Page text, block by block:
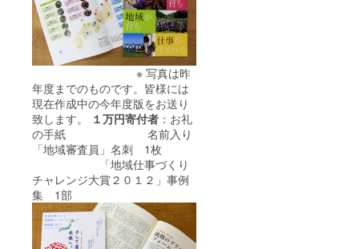
※ 写真は昨
年度までのものです。皆様には
現在作成中の今年度版をお送り
致します。
１万円寄付者 ：お礼
の手紙 名前入り
「地域審査員」名刺 1枚
「地域仕事づくり
チャレンジ大賞２０１２」事例
集 1部